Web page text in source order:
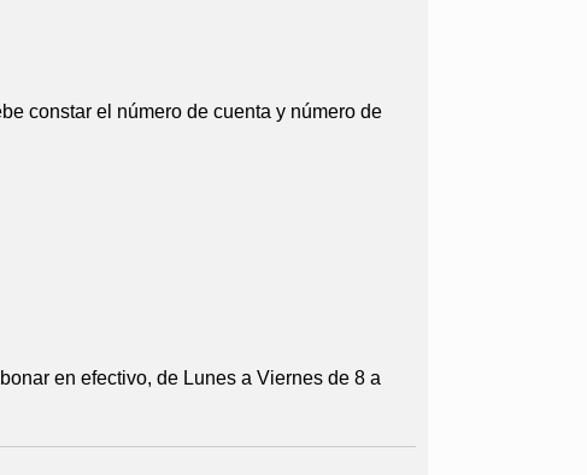
constar el número de cuenta y número de
en efectivo, de Lunes a Viernes de 8 a